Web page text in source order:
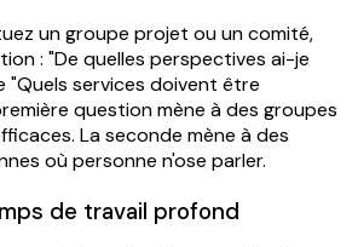
un groupe projet ou un comité,
: "De quelles perspectives ai-je
"Quels services doivent être
question mène à des groupes
La seconde mène à des
où personne n'ose parler.
de travail profond